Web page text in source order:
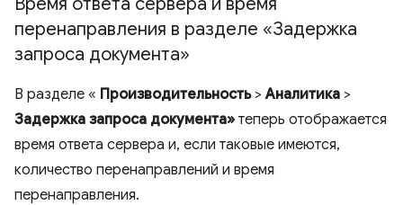
перенаправления в разделе «Задержка
запроса документа»
В разделе « Производительность>Аналитика >
Задержка запроса документа» теперь отображается
время ответа сервера и, если таковые имеются,
количество перенаправлений и время
перенаправления.